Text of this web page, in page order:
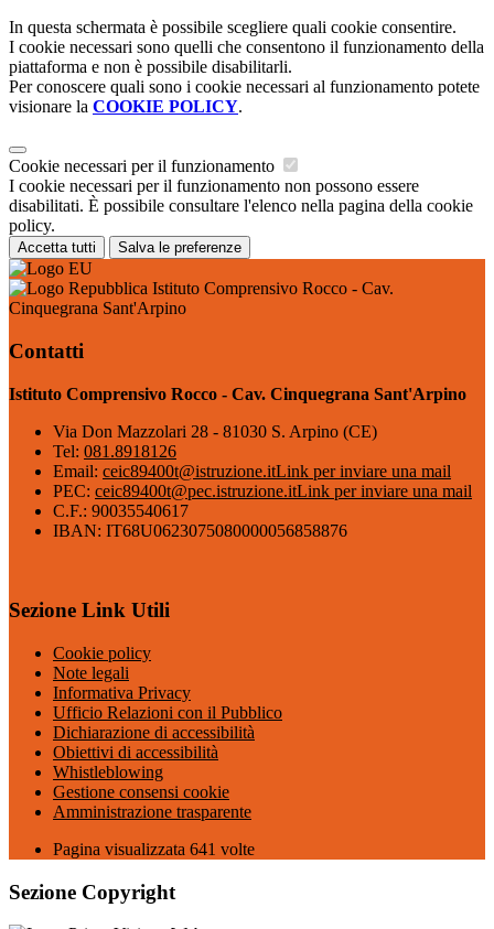
In questa schermata è possibile scegliere quali cookie consentire.
I cookie necessari sono quelli che consentono il funzionamento della
piattaforma e non è possibile disabilitarli.
Per conoscere quali sono i cookie necessari al funzionamento potete
visionare la COOKIE POLICY.
Cookie necessari per il funzionamento
I cookie necessari per il funzionamento non possono essere
disabilitati. È possibile consultare l'elenco nella pagina della cookie
policy.
Accetta tutti Salva le preferenze
Istituto Comprensivo Rocco - Cav.
Cinquegrana Sant'Arpino
Contatti
Istituto Comprensivo Rocco - Cav. Cinquegrana Sant'Arpino
Via Don Mazzolari 28 - 81030 S. Arpino (CE)
Tel: 081.8918126
Email: ceic89400t@istruzione.itLink per inviare una mail
PEC: ceic89400t@pec.istruzione.itLink per inviare una mail
C.F.: 90035540617
IBAN: IT68U0623075080000056858876
Sezione Link Utili
Cookie policy
Note legali
Informativa Privacy
Ufficio Relazioni con il Pubblico
Dichiarazione di accessibilità
Obiettivi di accessibilità
Whistleblowing
Gestione consensi cookie
Amministrazione trasparente
Pagina visualizzata 641 volte
Sezione Copyright